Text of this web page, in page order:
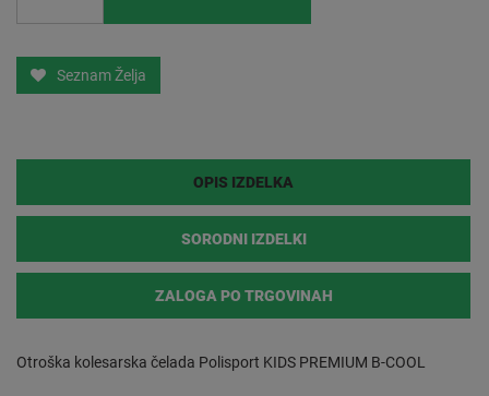
Seznam Želja
OPIS IZDELKA
SORODNI IZDELKI
ZALOGA PO TRGOVINAH
Otroška kolesarska čelada Polisport KIDS PREMIUM B-COOL